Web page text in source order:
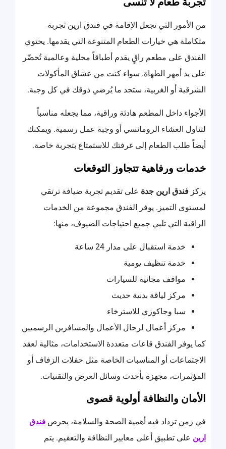
من الأمور التي تجعل الإقامة في فندق ارين تجربة
متكاملة هي خيارات الطعام المتنوعة التي يقدمها. يحتوي
الفندق على مطعم راقٍ يقدم أطباقاً محلية وعالمية تُحضّر
على يد أمهر الطهاة. سواء كنت من عشاق المأكولات
الشرقية أو الغربية، ستجد ما يُرضي ذوقك في كل وجبة.
الأجواء داخل المطعم هادئة وراقية، مما يجعله مناسباً
لتناول العشاء الرومانسي أو وجبة عمل رسمية. ويمكنك
أيضاً طلب الطعام إلى غرفتك للاستمتاع بتجربة خاصة.
خدمات ورفاهية تتجاوز التوقعات
يركز فندق ارين جدة على تقديم تجربة ضيافة ترتقي
لمستوى التميز. يوفر الفندق مجموعة من الخدمات
الراقية التي تلبي جميع احتياجات الضيوف، منها:
خدمة استقبال على مدار 24 ساعة
خدمة تنظيف يومية
مواقف مجانية للسيارات
مركز لياقة بدنية حديث
سبا وجاكوزي للاسترخاء
مركز أعمال لرجال الأعمال والمسافرين الرسميين
كما يوفر الفندق قاعات متعددة الاستخدامات، مثالية لعقد
الاجتماعات أو المناسبات الخاصة مثل حفلات الزفاف أو
المؤتمرات، مجهزة بأحدث وسائل العرض والتقنيات.
الأمان والنظافة أولوية قصوى
في زمن تزداد فيه أهمية الصحة والسلامة، يحرص فندق
ارين على تطبيق أعلى معايير النظافة والتعقيم. يتم